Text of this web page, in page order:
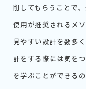
削してもらうことで
使用が推奨されるメ
見やすい設計を数多
計をする際には気を
を学ぶことができる